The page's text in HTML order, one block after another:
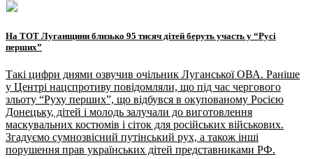
На ТОТ Луганщини близько 95 тисяч дітей беруть участь у “Русі
перших”
Такі цифри днями озвучив очільник Луганської ОВА. Раніше
у Центрі нацспротиву повідомляли, що під час чергового
зльоту “Руху перших”, що відбувся в окупованому Росією
Донецьку, дітей і молодь залучали до виготовлення
маскувальних костюмів і сіток для російських військових.
Згадуємо сумнозвісний путінський рух, а також інші
порушення прав українських дітей представниками РФ.